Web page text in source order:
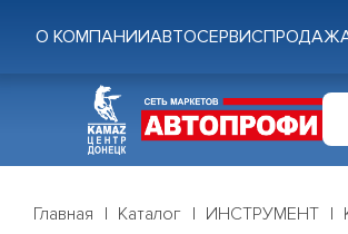
О КОМПАНИИАВТОСЕРВИС
Главная Каталог ИНСТРУМЕНТ